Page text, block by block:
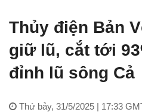
Thủy điện Bản
giữ lũ, cắt tới
đỉnh lũ sông Cả
Thứ bảy, 31/5/2025 | 17:33